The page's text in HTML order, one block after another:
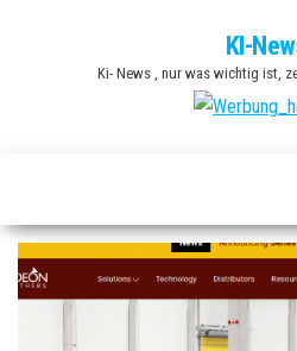
KI-
Ki- News , nur was wichtig ist,